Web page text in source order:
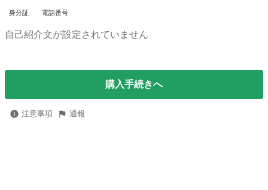
身分証 電話番号
自己紹介文が設定されていません
購入手続きへ
注意事項 通報